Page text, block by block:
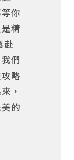
你
精
赴
們
略
，
的